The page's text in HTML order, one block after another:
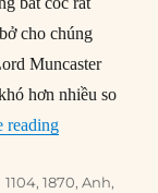
cho chúng
Muncaster
hơn nhiều so
reading“11/04/1870:
Tags
1104,1870,Anh,